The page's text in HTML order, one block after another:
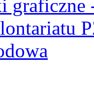
graficzne